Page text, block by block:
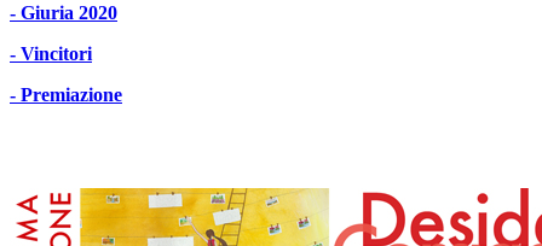
- Giuria 2020
- Vincitori
- Premiazione